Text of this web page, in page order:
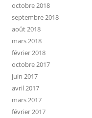
octobre 2018
septembre 2018
août 2018
mars 2018
février 2018
octobre 2017
juin 2017
avril 2017
mars 2017
février 2017